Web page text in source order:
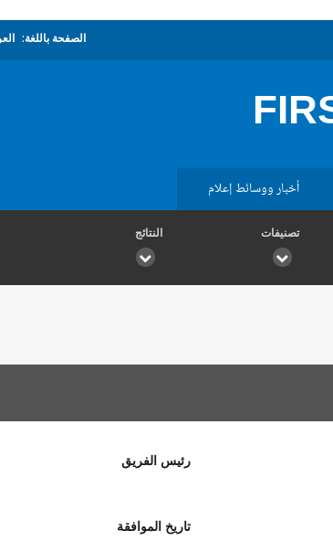
الصفحة باللغة:
أخبار ووسائط إعلام
تصنيفات النتائج
رئيس الفريق
تاريخ الموافقة